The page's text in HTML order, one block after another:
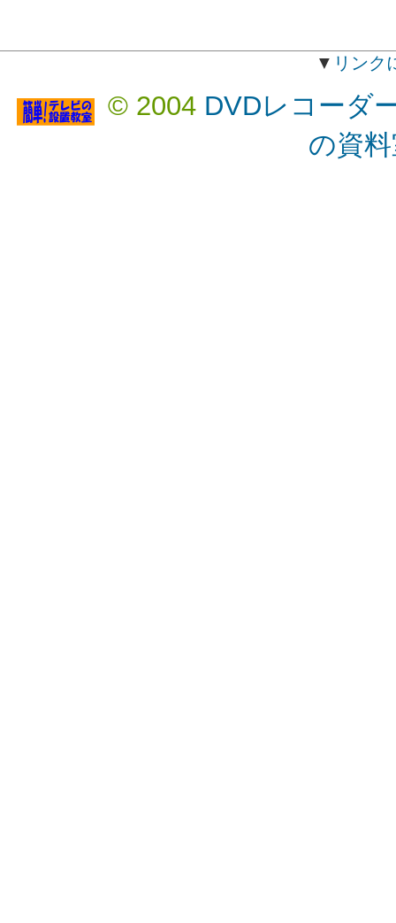
▼ リンク
© 2004 DVDレコーダ
の資